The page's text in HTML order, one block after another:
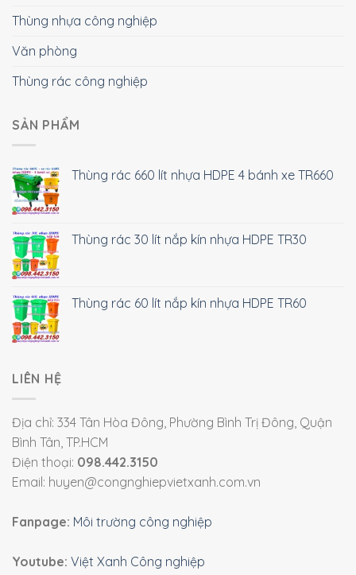
Thùng nhựa công nghiệp
Văn phòng
Thùng rác công nghiệp
SẢN PHẨM
Thùng rác 660 lít nhựa HDPE 4 bánh xe TR660
Thùng rác 30 lít nắp kín nhựa HDPE TR30
Thùng rác 60 lít nắp kín nhựa HDPE TR60
LIÊN HỆ
Địa chỉ: 334 Tân Hòa Đông, Phường Bình Trị Đông, Quận
Bình Tân, TP.HCM
Điện thoại: 098.442.3150
Email: huyen@congnghiepvietxanh.com.vn
Fanpage: Môi trường công nghiệp
Youtube: Việt Xanh Công nghiệp